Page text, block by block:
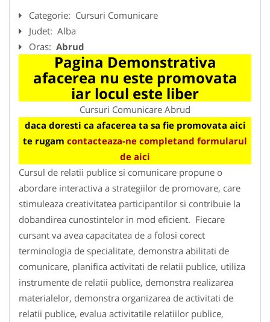
Categorie: Cursuri Comunicare
Judet: Alba
Oras: Abrud
Pagina Demonstrativa
afacerea nu este promovata
iar locul este liber
Cursuri Comunicare Abrud
daca doresti ca afacerea ta sa fie promovata aici
te rugam contacteaza-ne completand formularul
de aici
Cursul de relatii publice si comunicare propune o
abordare interactiva a strategiilor de promovare, care
stimuleaza creativitatea participantilor si contribuie la
dobandirea cunostintelor in mod eficient. Fiecare
cursant va avea capacitatea de a folosi corect
terminologia de specialitate, demonstra abilitati de
comunicare, planifica activitati de relatii publice, utiliza
instrumente de relatii publice, demonstra realizarea
materialelor, demonstra organizarea de activitati de
relatii publice, evalua activitatile relatiilor publice,